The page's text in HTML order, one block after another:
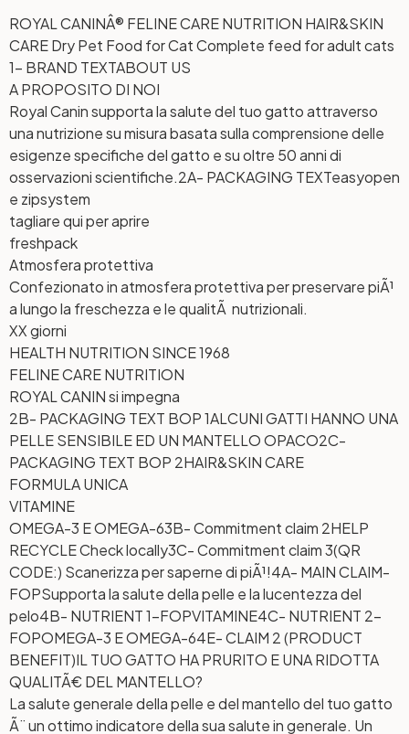
ROYAL CANINÂ® FELINE CARE NUTRITION HAIR&SKIN
CARE Dry Pet Food for Cat Complete feed for adult cats
1- BRAND TEXTABOUT US
A PROPOSITO DI NOI
Royal Canin supporta la salute del tuo gatto attraverso
una nutrizione su misura basata sulla comprensione delle
esigenze specifiche del gatto e su oltre 50 anni di
osservazioni scientifiche.2A- PACKAGING TEXTeasyopen
e zipsystem
tagliare qui per aprire
freshpack
Atmosfera protettiva
Confezionato in atmosfera protettiva per preservare piÃ¹
a lungo la freschezza e le qualitÃ nutrizionali.
XX giorni
HEALTH NUTRITION SINCE 1968
FELINE CARE NUTRITION
ROYAL CANIN si impegna
2B- PACKAGING TEXT BOP 1ALCUNI GATTI HANNO UNA
PELLE SENSIBILE ED UN MANTELLO OPACO2C-
PACKAGING TEXT BOP 2HAIR&SKIN CARE
FORMULA UNICA
VITAMINE
OMEGA-3 E OMEGA-63B- Commitment claim 2HELP
RECYCLE Check locally3C- Commitment claim 3(QR
CODE:) Scanerizza per saperne di piÃ¹!4A- MAIN CLAIM-
FOPSupporta la salute della pelle e la lucentezza del
pelo4B- NUTRIENT 1-FOPVITAMINE4C- NUTRIENT 2-
FOPOMEGA-3 E OMEGA-64E- CLAIM 2 (PRODUCT
BENEFIT)IL TUO GATTO HA PRURITO E UNA RIDOTTA
QUALITÃ€ DEL MANTELLO?
La salute generale della pelle e del mantello del tuo gatto
Ã¨ un ottimo indicatore della sua salute in generale. Un